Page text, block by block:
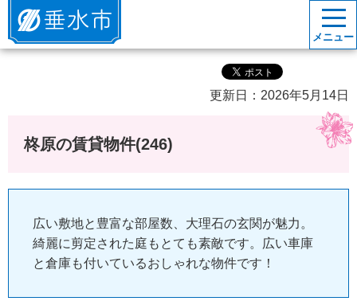
垂水市
メニュー
更新日：2026年5月14日
柊原の賃貸物件(246)
広い敷地と豊富な部屋数、大理石の玄関が魅力。
綺麗に剪定された庭もとても素敵です。広い車庫
と倉庫も付いているおしゃれな物件です！